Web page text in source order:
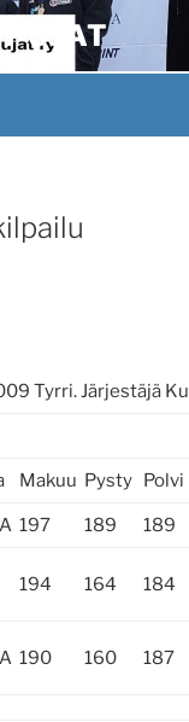
Tyrri. Järjestäjä
Makuu Pysty Polvi
197 189 189
194 164 184
190 160 187